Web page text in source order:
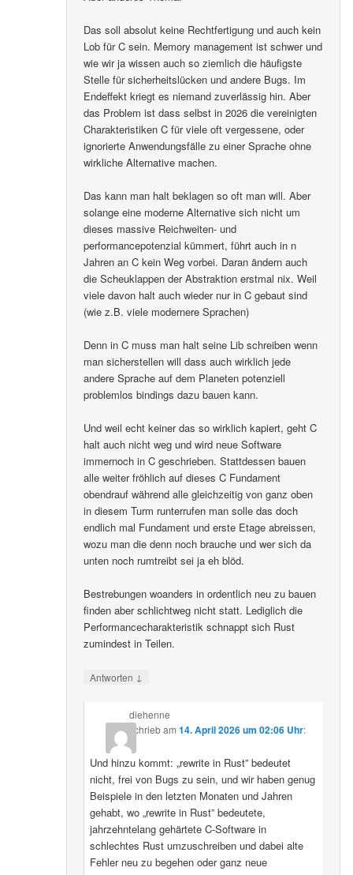
Das soll absolut keine Rechtfertigung und auch kein
Lob für C sein. Memory management ist schwer und
wie wir ja wissen auch so ziemlich die häufigste
Stelle für sicherheitslücken und andere Bugs. Im
Endeffekt kriegt es niemand zuverlässig hin. Aber
das Problem ist dass selbst in 2026 die vereinigten
Charakteristiken C für viele oft vergessene, oder
ignorierte Anwendungsfälle zu einer Sprache ohne
wirkliche Alternative machen.
Das kann man halt beklagen so oft man will. Aber
solange eine moderne Alternative sich nicht um
dieses massive Reichweiten- und
performancepotenzial kümmert, führt auch in n
Jahren an C kein Weg vorbei. Daran ändern auch
die Scheuklappen der Abstraktion erstmal nix. Weil
viele davon halt auch wieder nur in C gebaut sind
(wie z.B. viele modernere Sprachen)
Denn in C muss man halt seine Lib schreiben wenn
man sicherstellen will dass auch wirklich jede
andere Sprache auf dem Planeten potenziell
problemlos bindings dazu bauen kann.
Und weil echt keiner das so wirklich kapiert, geht C
halt auch nicht weg und wird neue Software
immernoch in C geschrieben. Stattdessen bauen
alle weiter fröhlich auf dieses C Fundament
obendrauf während alle gleichzeitig von ganz oben
in diesem Turm runterrufen man solle das doch
endlich mal Fundament und erste Etage abreissen,
wozu man die denn noch brauche und wer sich da
unten noch rumtreibt sei ja eh blöd.
Bestrebungen woanders in ordentlich neu zu bauen
finden aber schlichtweg nicht statt. Lediglich die
Performancecharakteristik schnappt sich Rust
zumindest in Teilen.
Antworten ↓
diehenne
schriebam 14. April 2026 um 02:06 Uhr:
Und hinzu kommt: „rewrite in Rust” bedeutet
nicht, frei von Bugs zu sein, und wir haben genug
Beispiele in den letzten Monaten und Jahren
gehabt, wo „rewrite in Rust” bedeutete,
jahrzehntelang gehärtete C-Software in
schlechtes Rust umzuschreiben und dabei alte
Fehler neu zu begehen oder ganz neue